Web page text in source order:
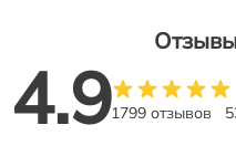
4.91799 отзывов